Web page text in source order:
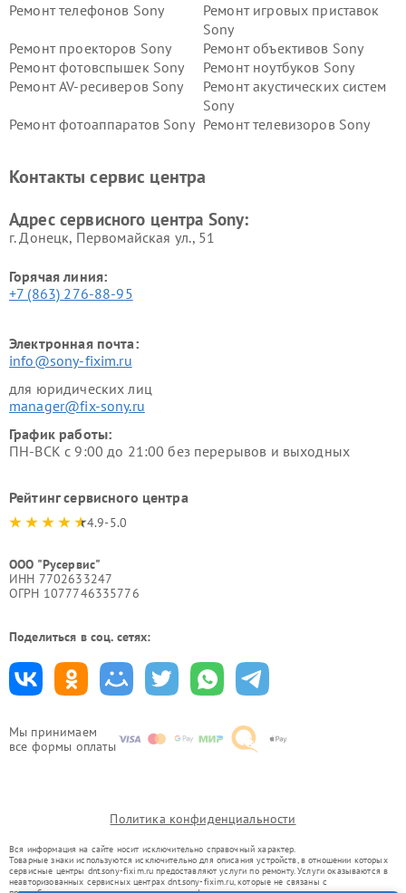
Мы принимаем
все формы оплаты
Ремонт телефонов Sony
Ремонт игровых приставок
Sony
Ремонт проекторов Sony
Ремонт объективов Sony
Ремонт фотовспышек Sony
Ремонт ноутбуков Sony
Ремонт AV-ресиверов Sony
Ремонт акустических систем
Sony
Ремонт фотоаппаратов Sony Ремонт телевизоров Sony
Контакты сервис центра
Адрес сервисного центра Sony:
г. Донецк, Первомайская ул., 51
Горячая линия:
+7 (863) 276-88-95
Электронная почта:
info@sony-fixim.ru
для юридических лиц
manager@fix-sony.ru
График работы:
ПН-ВСК с 9:00 до 21:00 без перерывов и выходных
Рейтинг сервисного центра
4.9-5.0
ООО "Русервис"
ИНН 7702633247
ОГРН 1077746335776
Поделиться в соц. сетях:
Политика конфиденциальности
Вся информация на сайте носит исключительно справочный характер.
Товарные знаки используются исключительно для описания устройств, в отношении которых
сервисные центры dnt.sony-fixim.ru предоставляют услуги по ремонту. Услуги оказываются в
неавторизованных сервисных центрах dnt.sony-fixim.ru, которые не связаны с